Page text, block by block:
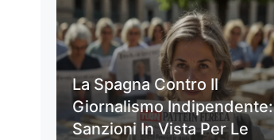
La Spagna Contro Il
Giornalismo Indipendente:
Sanzioni In Vista Per Le